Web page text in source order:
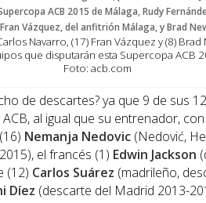
Navarro, (17) Fran Vázquez y (8)
que disputarán esta Supercopa ACB
Foto: acb.com
de descartes? ya que 9 de sus
al igual que su entrenador,
Nemanja Nedovic (Nedović,
el francés (1) Edwin Jackson
(12) Carlos Suárez (madrileño,
Díez (descarte del Madrid 2013-